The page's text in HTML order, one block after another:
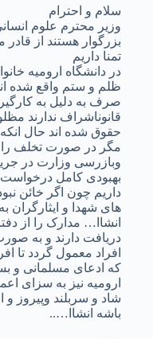
سلام و احترام
وزیر محترم علوم
بزرگوار هستند از
تمنا داریم
در دانشگاه ارومیه
ظلم و ستم واقع شده
صرف به دلیل به
قانوناشراف ندارند
حقوق شده اند حال
مگر در صورت تخلف
وبازرسی وزارت در
بهبودی کامل درخواست
داریم چون اگر خائن
های شهدا و ایثارگران
انشاا… مدارک را از
دریافت دارند و به
افراد معمول گردد
که ادعای مسلمانی و
ارومیه نیز به سزای
شاد و سربلند وپیروز
باشه انشاا…..